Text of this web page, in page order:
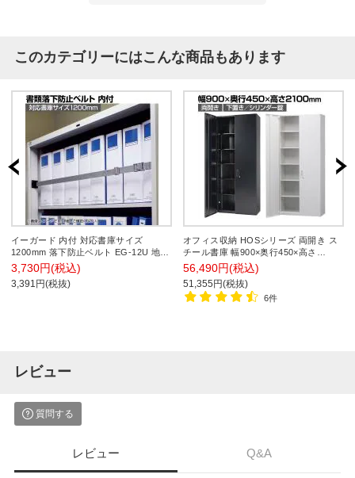
このカテゴリーにはこんな商品もあります
イーガード 内付 対応書庫サイズ
1200mm 落下防止ベルト EG-12U 地震
対策 耐震 防災 固定
3,730円(税込)
3,391円(税抜)
オフィス収納 HOSシリーズ 両開き ス
チール書庫 幅900×奥行450×高さ
2100mm スチールキャビネット 書類整
理 収納 【国産】【完成品】
56,490円(税込)
51,355円(税抜)
6件
レビュー
質問する
レビュー Q&A